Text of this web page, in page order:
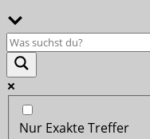
Nur Exakte Treffer